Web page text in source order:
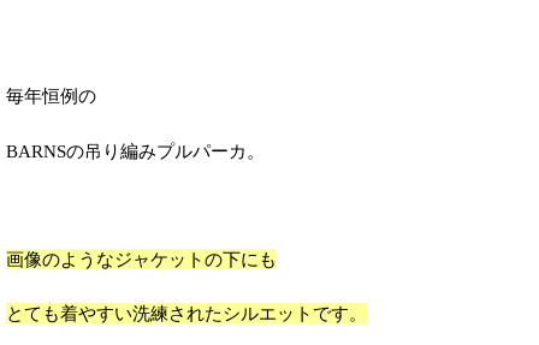
毎年恒例の
BARNSの吊り編みプルパーカ。
画像のようなジャケットの下にも
とても着やすい洗練されたシルエットです。